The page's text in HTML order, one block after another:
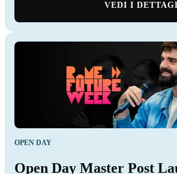
VEDI I
OPEN DAY
Open Day Master Post